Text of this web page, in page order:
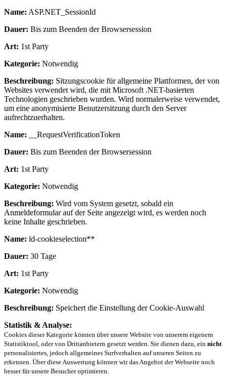
Name: ASP.NET_SessionId
Dauer: Bis zum Beenden der Browsersession
Art: 1st Party
Kategorie: Notwendig
Beschreibung: Sitzungscookie für allgemeine Plattformen, der von
Websites verwendet wird, die mit Microsoft .NET-basierten
Technologien geschrieben wurden. Wird normalerweise verwendet,
um eine anonymisierte Benutzersitzung durch den Server
aufrechtzuerhalten.
Name: __RequestVerificationToken
Dauer: Bis zum Beenden der Browsersession
Art: 1st Party
Kategorie: Notwendig
Beschreibung: Wird vom System gesetzt, sobald ein
Anmeldeformular auf der Seite angezeigt wird, es werden noch
keine Inhalte geschrieben.
Name: ld-cookieselection**
Dauer: 30 Tage
Art: 1st Party
Kategorie: Notwendig
Beschreibung: Speichert die Einstellung der Cookie-Auswahl
Statistik & Analyse:
Cookies dieser Kategorie können über unsere Website von unserem eigenem
Statistiktool, oder von Drittanbietern gesetzt werden. Sie dienen dazu, ein nicht
personalisiertes, jedoch allgemeines Surfverhalten auf unseren Seiten zu
erkennen. Über diese Auswertung können wir das Angebot der Webseite noch
besser für unsere Besucher optimieren.